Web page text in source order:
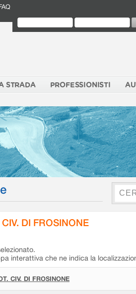
STRADA PROFESSIONISTI
DI FROSINONE
interattiva che ne indica la
CIV. DI FROSINONE